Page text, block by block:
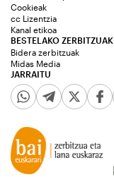
JARRAITU
Cookieak
cc Lizentzia
Kanal etikoa
BESTELAKO ZERBITZUAK
Bidera zerbitzuak
Midas Media